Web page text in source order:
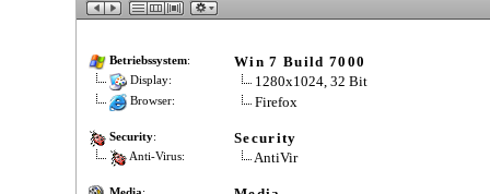
Betriebssystem: Win 7 Build 7000
Display: 1280x1024, 32 Bit
Browser: Firefox
Security: Security
Anti-Virus: AntiVir